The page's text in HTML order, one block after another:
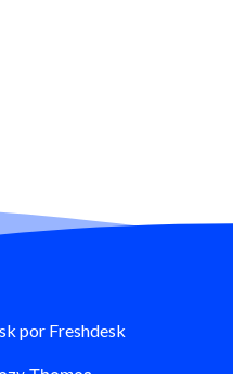
por Freshdesk